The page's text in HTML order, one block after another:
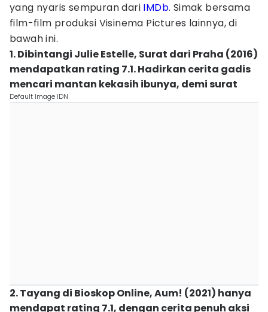
yang nyaris sempuran dari IMDb. Simak bersama
film-film produksi Visinema Pictures lainnya, di
bawah ini.
1. Dibintangi Julie Estelle, Surat dari Praha (2016)
mendapatkan rating 7.1. Hadirkan cerita gadis
mencari mantan kekasih ibunya, demi surat
Default Image IDN
2. Tayang di Bioskop Online, Aum! (2021) hanya
mendapat rating 7.1, dengan cerita penuh aksi